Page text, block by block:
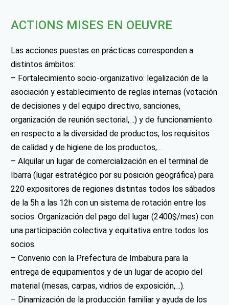
ACTIONS MISES EN OEUVRE
Las acciones puestas en prácticas corresponden a
distintos ámbitos:
– Fortalecimiento socio-organizativo: legalización de la
asociación y establecimiento de reglas internas (votación
de decisiones y del equipo directivo, sanciones,
organización de reunión sectorial,…) y de funcionamiento
en respecto a la diversidad de productos, los requisitos
de calidad y de higiene de los productos,…
– Alquilar un lugar de comercialización en el terminal de
Ibarra (lugar estratégico por su posición geográfica) para
220 expositores de regiones distintas todos los sábados
de la 5h a las 12h con un sistema de rotación entre los
socios. Organización del pago del lugar (2400$/mes) con
una participación colectiva y equitativa entre todos los
socios.
– Convenio con la Prefectura de Imbabura para la
entrega de equipamientos y de un lugar de acopio del
material (mesas, carpas, vidrios de exposición,…).
– Dinamización de la producción familiar y ayuda de los